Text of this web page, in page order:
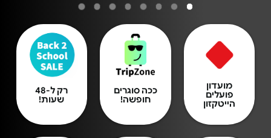
מועדון
פועלים
הייטקזון
ככה סוגרים
חופשה!
רק ל-48
שעות!